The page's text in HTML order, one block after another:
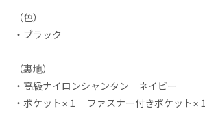
（色）
・ブラック
（裏地）
・高級ナイロンシャンタン ネイビー
・ポケット×１ ファスナー付きポケット×１